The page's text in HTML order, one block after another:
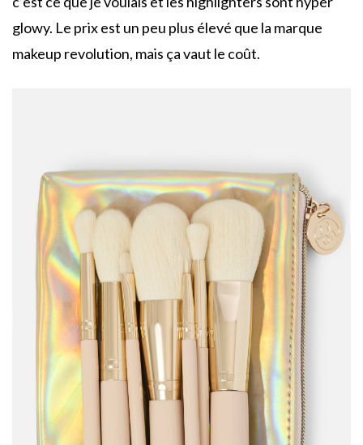
glowy. Le prix est un peu plus élevé que la marque
makeup revolution, mais ça vaut le coût.